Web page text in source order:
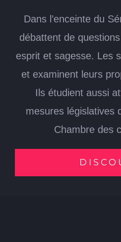
Dans l’enceinte du
débattent de
esprit et sagesse. Les
et examinent leurs
Ils étudient aussi
mesures législatives
Chambre des